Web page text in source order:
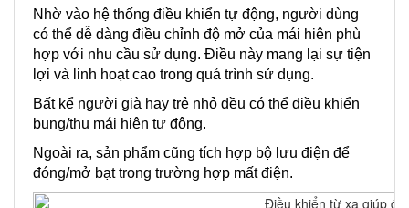
Nhờ vào hệ thống điều khiển tự động, người dùng
có thể dễ dàng điều chỉnh độ mở của mái hiên phù
hợp với nhu cầu sử dụng. Điều này mang lại sự tiện
lợi và linh hoạt cao trong quá trình sử dụng.
Bất kể người già hay trẻ nhỏ đều có thể điều khiển
bung/thu mái hiên tự động.
Ngoài ra, sản phẩm cũng tích hợp bộ lưu điện để
đóng/mở bạt trong trường hợp mất điện.